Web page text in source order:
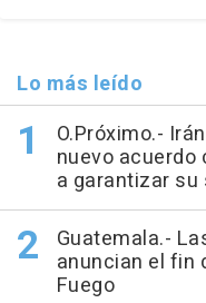
Lo más leído
O.Próximo.-
nuevo acuerdo
a garantizar su
Guatemala.-
anuncian el fin
Fuego